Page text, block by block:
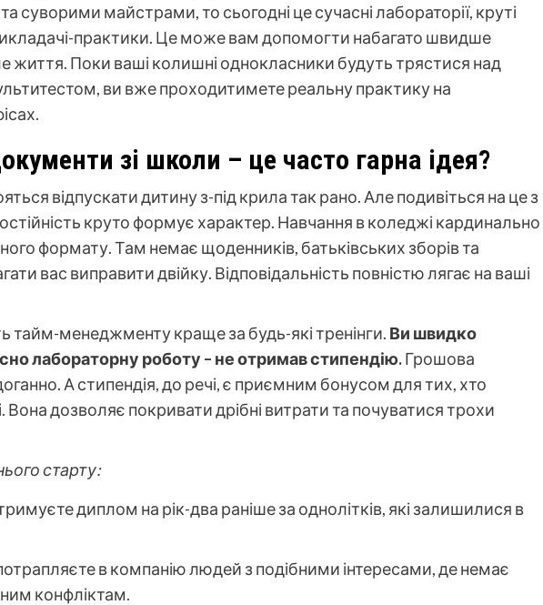
суворими майстрами, то сьогодні це сучасні лабораторії, круті
практики. Це може вам допомогти набагато швидше
життя. Поки ваші колишні однокласники будуть трястися над
ви вже проходитимете реальну практику на
зі школи – це часто гарна ідея?
відпускати дитину з-під крила так рано. Але подивіться на це з
круто формує характер. Навчання в коледжі кардинально
формату. Там немає щоденників, батьківських зборів та
вас виправити двійку. Відповідальність повністю лягає на ваші
тайм-менеджменту краще за будь-які тренінги. Ви швидко
лабораторну роботу – не отримав стипендію.Грошова
А стипендія, до речі, є приємним бонусом для тих, хто
дозволяє покривати дрібні витрати та почуватися трохи
старту:
диплом на рік-два раніше за однолітків, які залишилися в
в компанію людей з подібними інтересами, де немає
конфліктам.